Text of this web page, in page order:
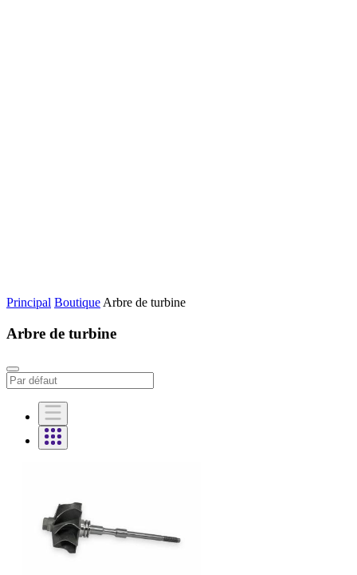
Principal Boutique Arbre de turbine
Arbre de turbine